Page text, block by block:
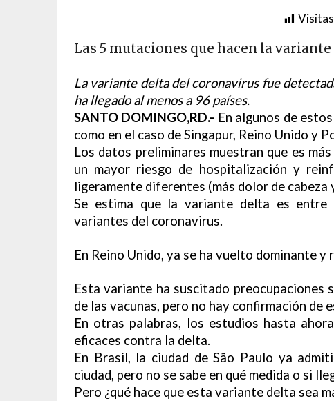
Las 5 mutaciones que hacen la
La variante delta del coronavirus fue
ha llegado al menos a 96 países.
SANTO DOMINGO,RD.- En algunos de
como en el caso de Singapur, Reino Unido y
Los datos preliminares muestran que es
un mayor riesgo de hospitalización y
ligeramente diferentes (más dolor de cabeza
Se estima que la variante delta es
variantes del coronavirus.
En Reino Unido, ya se ha vuelto dominante
Esta variante ha suscitado
de las vacunas, pero no hay confirmación de
En otras palabras, los estudios hasta
eficaces contra la delta.
En Brasil, la ciudad de São Paulo ya
ciudad, pero no se sabe en qué medida o si
Pero ¿qué hace que esta variante delta sea